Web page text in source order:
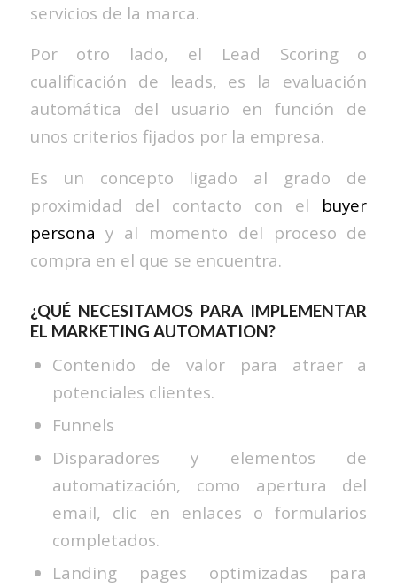
servicios de la marca.
Por otro lado, el Lead Scoring o
cualificación de leads, es la evaluación
automática del usuario en función de
unos criterios fijados por la empresa.
Es un concepto ligado al grado de
proximidad del contacto con el buyer
persona y al momento del proceso de
compra en el que se encuentra.
¿QUÉ NECESITAMOS PARA IMPLEMENTAR
EL MARKETING AUTOMATION?
Contenido de valor para atraer a
potenciales clientes.
Funnels
Disparadores y elementos de
automatización, como apertura del
email, clic en enlaces o formularios
completados.
Landing pages optimizadas para